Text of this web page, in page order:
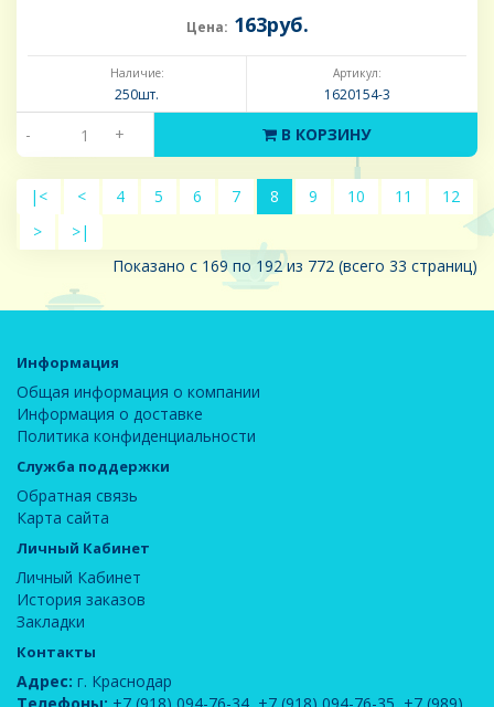
Цена: 163руб.
Наличие:
250шт.
Артикул:
1620154-3
- + В КОРЗИНУ
|< < 4 5 6 7 8 9 10 11
12
>
>|
Показано с 169 по 192 из 772 (всего 33 страниц)
Информация
Общая информация о компании
Информация о доставке
Политика конфиденциальности
Служба поддержки
Обратная связь
Карта сайта
Личный Кабинет
Личный Кабинет
История заказов
Закладки
Контакты
Адрес: г. Краснодар